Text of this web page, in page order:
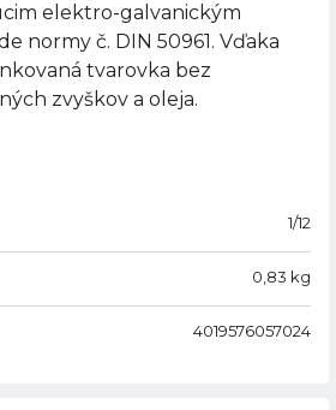
elektro-galvanickým
normy č. DIN 50961. Vďaka
tvarovka bez
zvyškov a oleja.
1/12
0,83 kg
4019576057024